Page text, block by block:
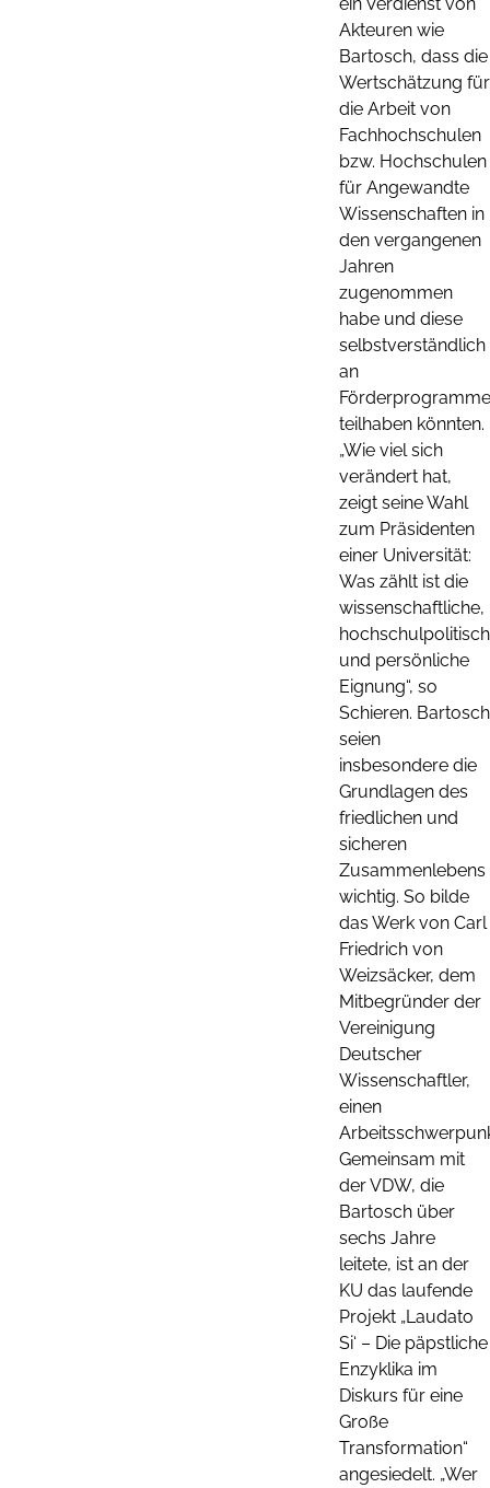
Akteuren wie
Bartosch, dass die
Wertschätzung für
die Arbeit von
Fachhochschulen
bzw. Hochschulen
für Angewandte
Wissenschaften in
den vergangenen
Jahren
zugenommen
habe und diese
selbstverständlich
an
teilhaben könnten.
„Wie viel sich
verändert hat,
zeigt seine Wahl
zum Präsidenten
einer Universität:
Was zählt ist die
wissenschaftliche,
und persönliche
Eignung“, so
Schieren. Bartosch
seien
insbesondere die
Grundlagen des
friedlichen und
sicheren
Zusammenlebens
wichtig. So bilde
das Werk von Carl
Friedrich von
Weizsäcker, dem
Mitbegründer der
Vereinigung
Deutscher
Wissenschaftler,
einen
Gemeinsam mit
der VDW, die
Bartosch über
sechs Jahre
leitete, ist an der
KU das laufende
Projekt „Laudato
Si‘ – Die päpstliche
Enzyklika im
Diskurs für eine
Große
Transformation“
angesiedelt. „Wer